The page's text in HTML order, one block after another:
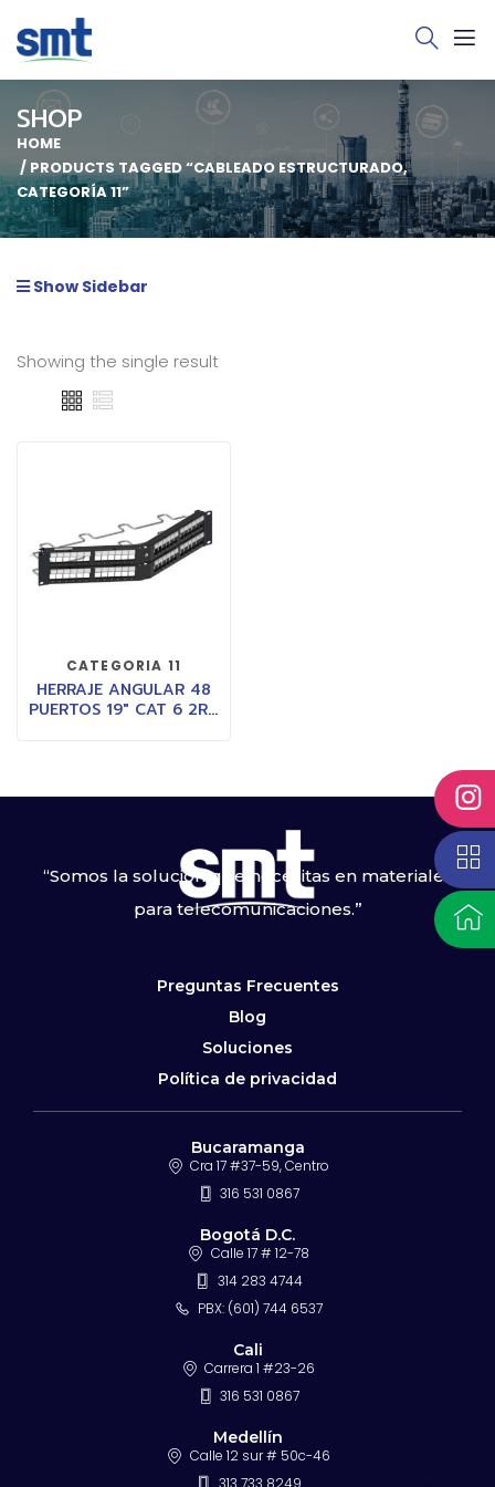
SHOP
HOME
PRODUCTS TAGGED “CABLEADO ESTRUCTURADO,
CATEGORÍA 11”
Show Sidebar
Showing the single result
CATEGORIA 11
HERRAJE ANGULAR 48
PUERTOS 19″ CAT 6 2RU
“Somos la solución que necesitas en materiales
para telecomunicaciones.”
Preguntas Frecuentes
Blog
Soluciones
Política de privacidad
Bucaramanga
Cra 17 #37-59, Centro
316 531 0867
Bogotá D.C.
Calle 17 # 12-78
314 283 4744
PBX: (601) 744 6537
Cali
Carrera 1 #23-26
316 531 0867
Medellín
Calle 12 sur # 50c-46
313 733 8249